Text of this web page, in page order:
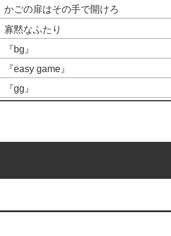
かごの扉はその手で開けろ
寡黙なふたり
『bg』
『easy game』
『gg』